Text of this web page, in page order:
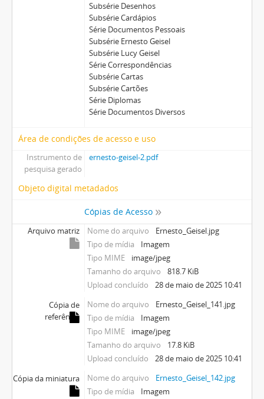
Subsérie Desenhos
Subsérie Cardápios
Série Documentos Pessoais
Subsérie Ernesto Geisel
Subsérie Lucy Geisel
Série Correspondências
Subsérie Cartas
Subsérie Cartões
Série Diplomas
Série Documentos Diversos
Área de condições de acesso e uso
Instrumento de
pesquisa gerado
ernesto-geisel-2.pdf
Objeto digital metadados
Cópias de Acesso
Arquivo matriz Nome do arquivo
Ernesto_Geisel.jpg
Tipo de mídia
Imagem
Tipo MIME
image/jpeg
Tamanho do arquivo
818.7 KiB
Upload concluído
28 de maio de 2025 10:41
Cópia de
referência
Nome do arquivo
Ernesto_Geisel_141.jpg
Tipo de mídia
Imagem
Tipo MIME
image/jpeg
Tamanho do arquivo
17.8 KiB
Upload concluído
28 de maio de 2025 10:41
Cópia da miniatura
Nome do arquivo
Ernesto_Geisel_142.jpg
Tipo de mídia
Imagem